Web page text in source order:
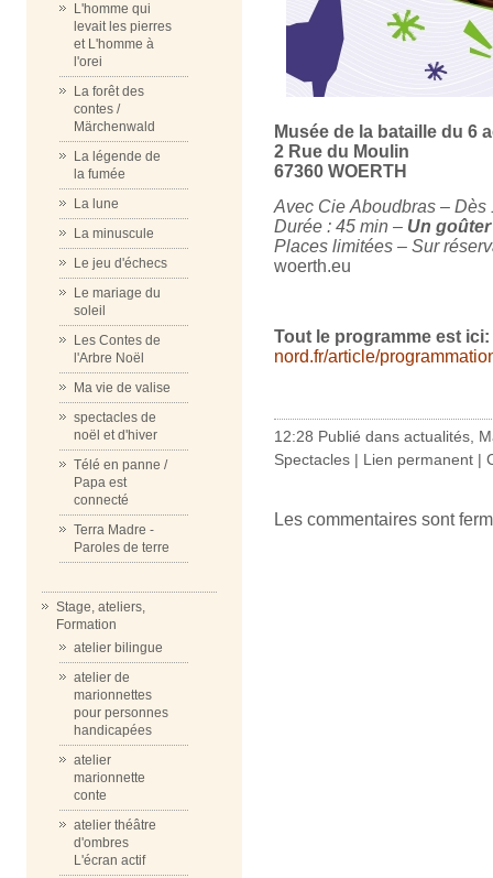
L'homme qui
levait les pierres
et L'homme à
l'orei
La forêt des
contes /
Märchenwald
La légende de
la fumée
La lune
La minuscule
Le jeu d'échecs
Le mariage du
soleil
Les Contes de
l'Arbre Noël
Ma vie de valise
spectacles de
noël et d'hiver
Télé en panne /
Papa est
connecté
Terra Madre -
Paroles de terre
Stage, ateliers,
Formation
atelier bilingue
atelier de
marionnettes
pour personnes
handicapées
atelier
marionnette
conte
atelier théâtre
d'ombres
L'écran actif
Musée de la bataille du 6
2 Rue du Moulin
67360 WOERTH
Avec Cie Aboudbras – Dès
Durée : 45 min – Un
Places limitées – Sur
woerth.eu
Tout le programme est ici:
nord.fr/article/
12:28 Publié dans actualités
Spectacles | Lien permanent |
Les commentaires sont